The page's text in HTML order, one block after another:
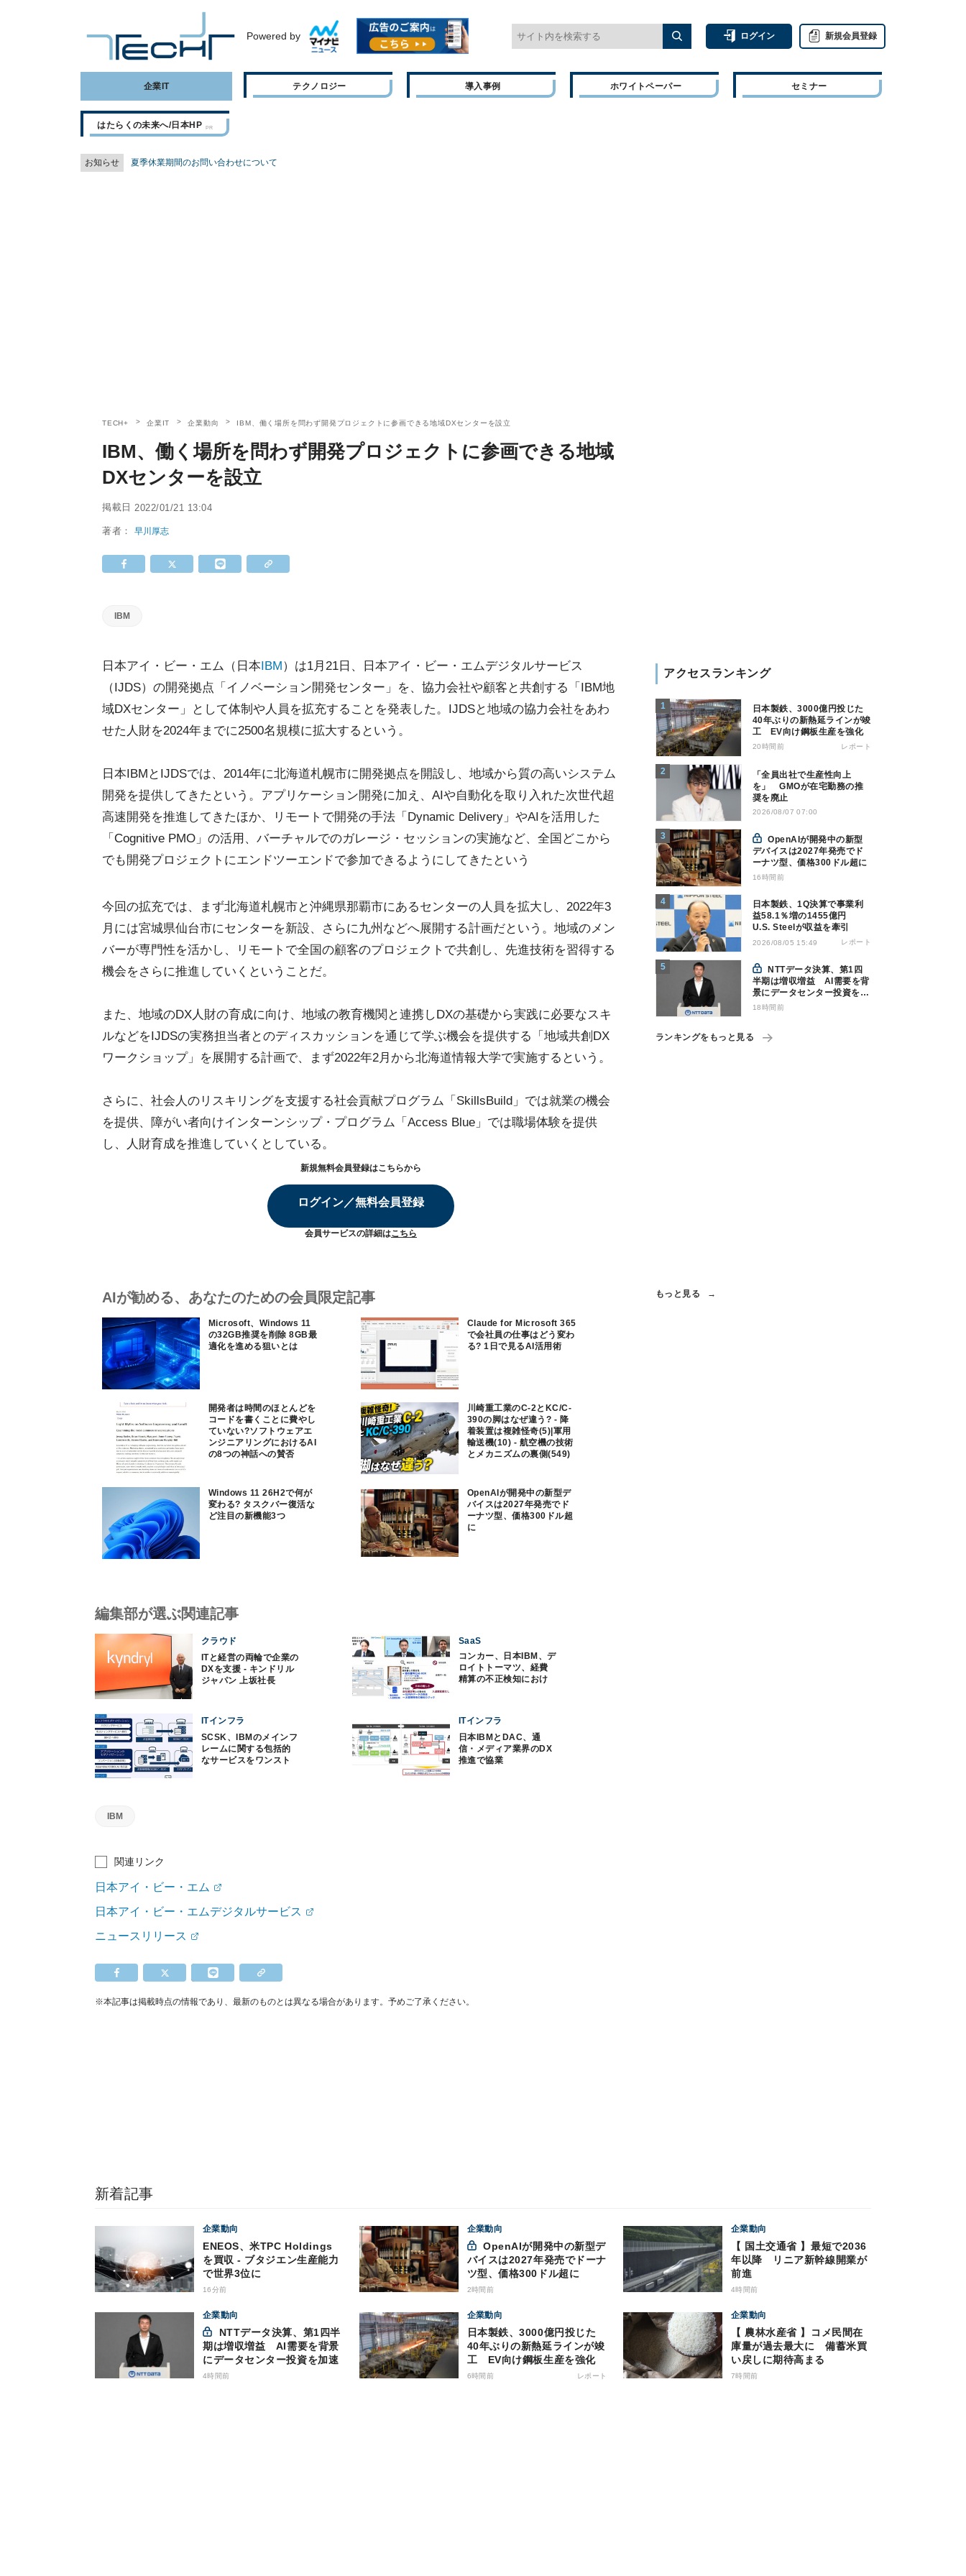
Powered by ログイン 新規会員登録
企業IT テクノロジー 導入事例 ホワイトペーパー セミナー
はたらくの未来へ/日本HP
お知らせ 夏季休業期間のお問い合わせについて
TECH+ 企業IT 企業動向 IBM、働く場所を問わず開発プロジェクトに参画できる地域DXセンターを設立
IBM、働く場所を問わず開発プロジェクトに参画できる地域
DXセンターを設立
掲載日 2022/01/21 13:04
著者：早川厚志
IBM
日本アイ・ビー・エム（日本IBM）は1月21日、日本アイ・ビー・エムデジタルサービス
（IJDS）の開発拠点「イノベーション開発センター」を、協力会社や顧客と共創する「IBM地
域DXセンター」として体制や人員を拡充することを発表した。IJDSと地域の協力会社をあわ
せた人財を2024年までに2500名規模に拡大するという。
日本IBMとIJDSでは、2014年に北海道札幌市に開発拠点を開設し、地域から質の高いシステム
開発を提供してきたという。アプリケーション開発に加え、AIや自動化を取り入れた次世代超
高速開発を推進してきたほか、リモートで開発の手法「Dynamic Delivery」やAIを活用した
「Cognitive PMO」の活用、バーチャルでのガレージ・セッションの実施など、全国どこから
でも開発プロジェクトにエンドツーエンドで参加できるようにしてきたという
今回の拡充では、まず北海道札幌市と沖縄県那覇市にあるセンターの人員を拡大し、2022年3
月には宮城県仙台市にセンターを新設、さらに九州などへ展開する計画だという。地域のメン
バーが専門性を活かし、リモートで全国の顧客のプロジェクトで共創し、先進技術を習得する
機会をさらに推進していくということだ。
また、地域のDX人財の育成に向け、地域の教育機関と連携しDXの基礎から実践に必要なスキ
ルなどをIJDSの実務担当者とのディスカッションを通じて学ぶ機会を提供する「地域共創DX
ワークショップ」を展開する計画で、まず2022年2月から北海道情報大学で実施するという。
さらに、社会人のリスキリングを支援する社会貢献プログラム「SkillsBuild」では就業の機会
を提供、障がい者向けインターンシップ・プログラム「Access Blue」では職場体験を提供
し、人財育成を推進していくとしている。
新規無料会員登録はこちらから
ログイン／無料会員登録
会員サービスの詳細はこちら
AIが勧める、あなたのための会員限定記事
Microsoft、Windows 11
の32GB推奨を削除 8GB最
適化を進める狙いとは
Claude for Microsoft 365
で会社員の仕事はどう変わ
る? 1日で見るAI活用術
開発者は時間のほとんどを
コードを書くことに費やし
ていない?ソフトウェアエ
ンジニアリングにおけるAI
の8つの神話への賛否
川崎重工業のC-2とKC/C-
390の脚はなぜ違う? - 降
着装置は複雑怪奇(5)|軍用
輸送機(10) - 航空機の技術
とメカニズムの裏側(549)
Windows 11 26H2で何が
変わる? タスクバー復活な
ど注目の新機能3つ
OpenAIが開発中の新型デ
バイスは2027年発売でド
ーナツ型、価格300ドル超
に
アクセスランキング
日本製鉄、3000億円投じた
40年ぶりの新熱延ラインが竣
工 EV向け鋼板生産を強化
20時間前 レポート
「全員出社で生産性向上
を」 GMOが在宅勤務の推
奨を廃止
2026/08/07 07:00
OpenAIが開発中の新型
デバイスは2027年発売でド
ーナツ型、価格300ドル超に
16時間前
日本製鉄、1Q決算で事業利
益58.1％増の1455億円
U.S. Steelが収益を牽引
2026/08/05 15:49 レポート
半期は増収増益 AI需要を背
景にデータセンター投資を加
速
18時間前
ランキングをもっと見る
もっと見る
編集部が選ぶ関連記事
クラウド
ITと経営の両輪で企業の
DXを支援 - キンドリル
ジャパン 上坂社長
SaaS
コンカー、日本IBM、デ
ロイトトーマツ、経費
精算の不正検知におけ
ITインフラ
SCSK、IBMのメインフ
レームに関する包括的
なサービスをワンスト
ITインフラ
日本IBMとDAC、通
信・メディア業界のDX
推進で協業
IBM
関連リンク
日本アイ・ビー・エム
日本アイ・ビー・エムデジタルサービス
ニュースリリース
※本記事は掲載時点の情報であり、最新のものとは異なる場合があります。予めご了承ください。
新着記事
企業動向
ENEOS、米TPC Holdings
を買収 - ブタジエン生産能力
で世界3位に
16分前
企業動向
OpenAIが開発中の新型デ
バイスは2027年発売でドーナ
ツ型、価格300ドル超に
2時間前
企業動向
【 国土交通省 】最短で2036
年以降 リニア新幹線開業が
前進
4時間前
企業動向
期は増収増益 AI需要を背景
にデータセンター投資を加速
4時間前
企業動向
日本製鉄、3000億円投じた
40年ぶりの新熱延ラインが竣
工 EV向け鋼板生産を強化
6時間前 レポート
企業動向
【 農林水産省 】コメ民間在
庫量が過去最大に 備蓄米買
い戻しに期待高まる
7時間前